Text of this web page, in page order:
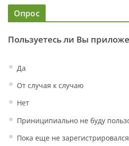
Опрос
Пользуетесь ли Вы
Да
От случая к случаю
Нет
Приниципиально не буду
Пока еще не